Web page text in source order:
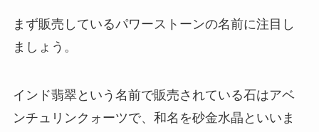
まず販売しているパワーストーンの名前に注目し
ましょう。
インド翡翠という名前で販売されている石はアベ
ンチュリンクォーツで、和名を砂金水晶といいま